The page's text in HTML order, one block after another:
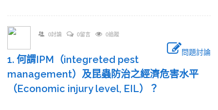
0討論 0留言 0追蹤
問題討論
1. 何謂IPM（integreted pest
management）及昆蟲防治之經濟危害水平
（Economic injury level, EIL）？